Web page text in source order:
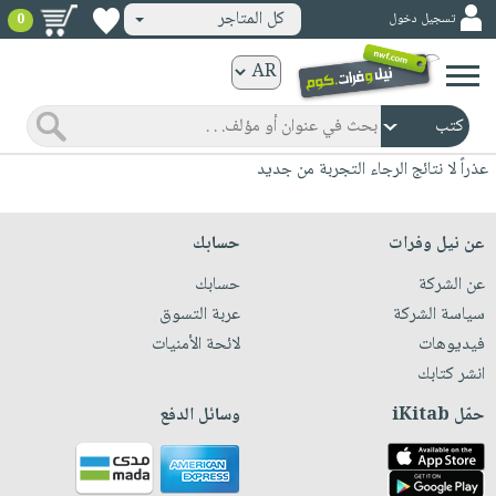
ورقية
المواضيع
صدر
مبيعاً
جوائز
شحن
مخفض
عروض
خاصة
صفحات
مشوقة
كتب
الصفحة
الرئيسية
صدر
حديثاً
الأكثر
مبيعاً
مجانية
كتب
صوتية
الصفحة
الرئيسية
masmu3
بلا
حدود
أطفال
وناشئة
الصفحةوسائل
تسجيل دخول كل المتاجر 0
عذراً لا نتائج الرجاء التجربة من جديد
عن نيل وفرات
عن الشركة
سياسة الشركة
فيديوهات
انشر كتابك
حسابك
حسابك
عربة التسوق
لائحة الأمنيات
حمّل iKitab وسائل الدفع